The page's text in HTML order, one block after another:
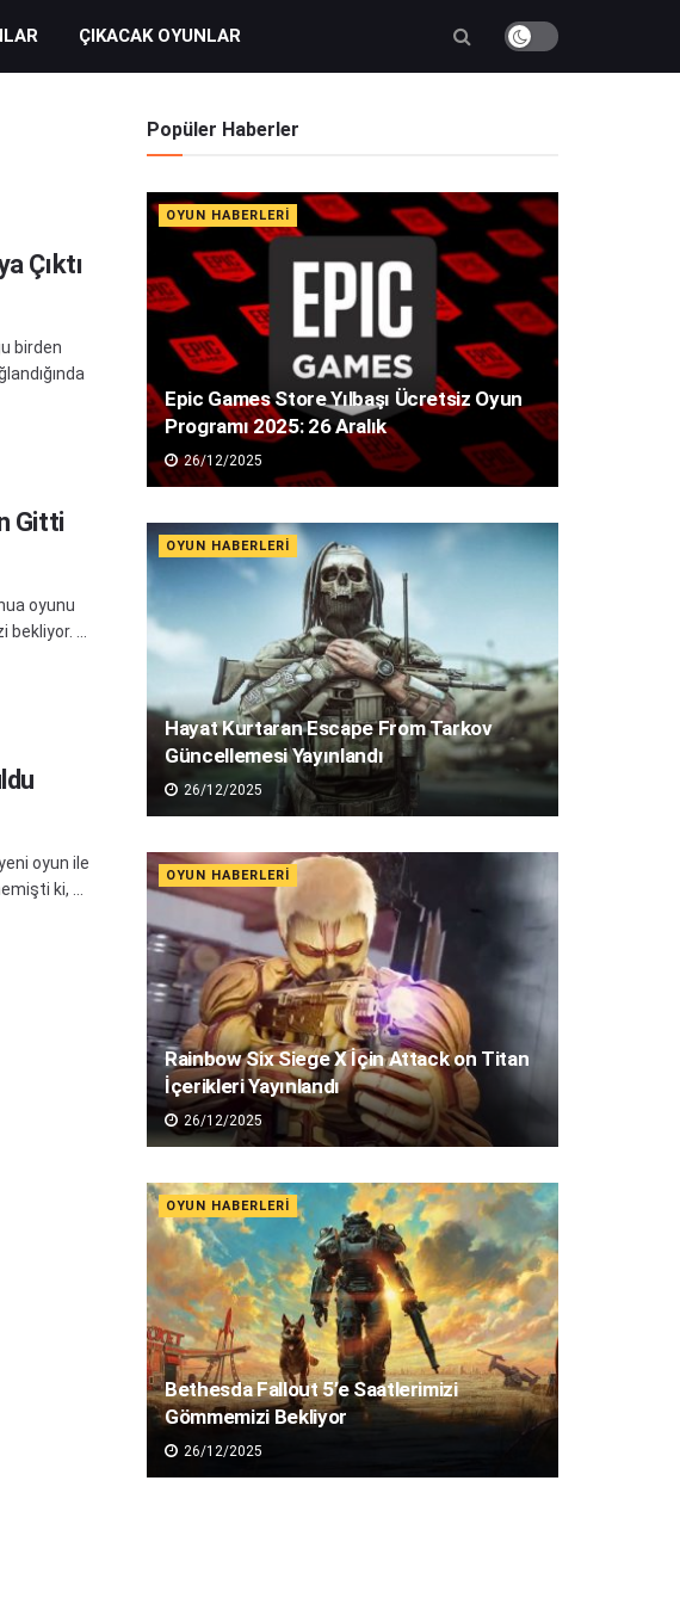
ÇIKACAK OYUNLAR
Çıktı
birden
Gitti
oyunu
...
oyun ile
ki, ...
Popüler Haberler
OYUN HABERLERI
Epic Games Store Yılbaşı Ücretsiz Oyun
Programı 2025: 26 Aralık
26/12/2025
OYUN HABERLERI
Hayat Kurtaran Escape From Tarkov
Güncellemesi Yayınlandı
26/12/2025
OYUN HABERLERI
Rainbow Six Siege X İçin Attack on Titan
İçerikleri Yayınlandı
26/12/2025
OYUN HABERLERI
Bethesda Fallout 5’e Saatlerimizi
Gömmemizi Bekliyor
26/12/2025